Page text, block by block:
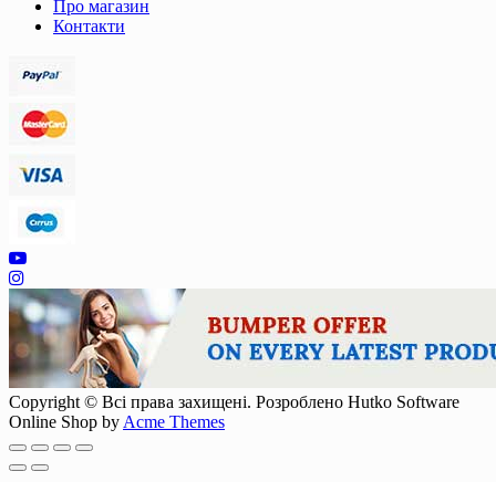
Про магазин
Контакти
Copyright © Всі права захищені. Розроблено Hutko Software
Online Shop by Acme Themes
Scroll
Up